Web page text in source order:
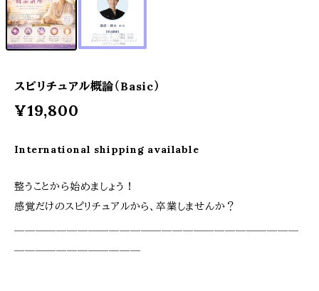
スピリチュアル概論（Basic）
¥19,800
International shipping available
整うことから始めましょう！
感覚だけのスピリチュアルから、卒業しませんか？